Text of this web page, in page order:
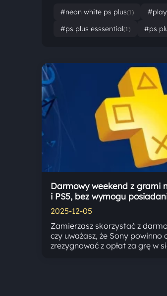
#neon white ps plus(1)
#ps plus esssential(1) #ps
Darmowy weekend z grami
i PS5, bez wymogu
2025-12-05
Zamierzasz skorzystać z
czy uważasz, że Sony powinno
zrezygnować z opłat za grę w